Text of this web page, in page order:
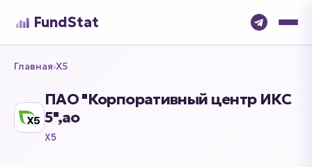
FundStat
Главная›X5
ПАО "Корпоративный центр ИКС
5",ао
X5